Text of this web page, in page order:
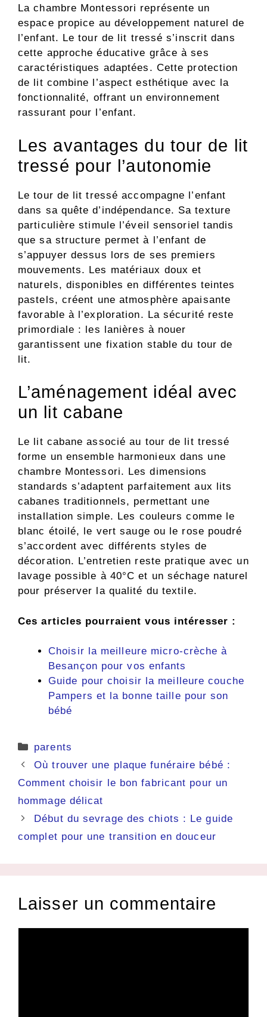
La chambre Montessori représente un
espace propice au développement naturel de
l’enfant. Le tour de lit tressé s’inscrit dans
cette approche éducative grâce à ses
caractéristiques adaptées. Cette protection
de lit combine l’aspect esthétique avec la
fonctionnalité, offrant un environnement
rassurant pour l’enfant.
Les avantages du tour de lit
tressé pour l’autonomie
Le tour de lit tressé accompagne l’enfant
dans sa quête d’indépendance. Sa texture
particulière stimule l’éveil sensoriel tandis
que sa structure permet à l’enfant de
s’appuyer dessus lors de ses premiers
mouvements. Les matériaux doux et
naturels, disponibles en différentes teintes
pastels, créent une atmosphère apaisante
favorable à l’exploration. La sécurité reste
primordiale : les lanières à nouer
garantissent une fixation stable du tour de
lit.
L’aménagement idéal avec
un lit cabane
Le lit cabane associé au tour de lit tressé
forme un ensemble harmonieux dans une
chambre Montessori. Les dimensions
standards s’adaptent parfaitement aux lits
cabanes traditionnels, permettant une
installation simple. Les couleurs comme le
blanc étoilé, le vert sauge ou le rose poudré
s’accordent avec différents styles de
décoration. L’entretien reste pratique avec un
lavage possible à 40°C et un séchage naturel
pour préserver la qualité du textile.
Ces articles pourraient vous intéresser :
Choisir la meilleure micro-crèche à
Besançon pour vos enfants
Guide pour choisir la meilleure couche
Pampers et la bonne taille pour son
bébé
Catégories
parents
Où trouver une plaque funéraire bébé :
Comment choisir le bon fabricant pour un
hommage délicat
Début du sevrage des chiots : Le guide
complet pour une transition en douceur
Laisser un commentaire